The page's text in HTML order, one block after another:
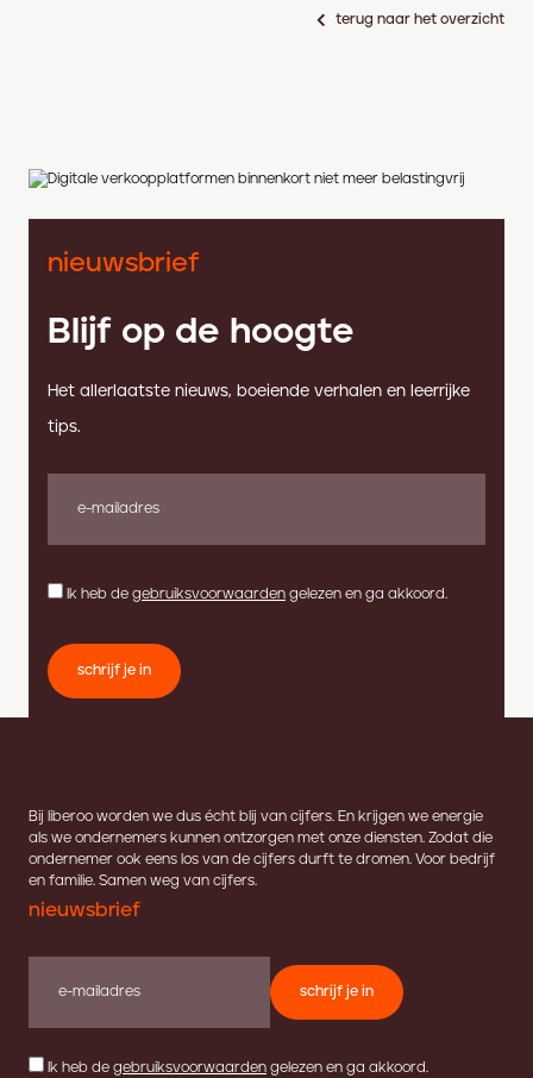
terug naar het overzicht
nieuwsbrief
Blijf op de hoogte
Het allerlaatste nieuws, boeiende verhalen en leerrijke
tips.
Ik heb de gebruiksvoorwaarden gelezen en ga akkoord.
schrijf je in
Bij liberoo worden we dus écht blij van cijfers. En krijgen we energie
als we ondernemers kunnen ontzorgen met onze diensten. Zodat die
ondernemer ook eens los van de cijfers durft te dromen. Voor bedrijf
en familie. Samen weg van cijfers.
nieuwsbrief
schrijf je in
Ik heb de gebruiksvoorwaarden gelezen en ga akkoord.